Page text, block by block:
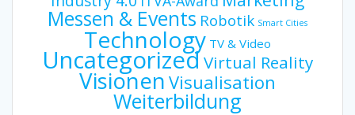
Messen & Events Robotik Smart Cities
Technology TV & Video
UncategorizedVirtual Reality
Visionen Visualisation
Weiterbildung